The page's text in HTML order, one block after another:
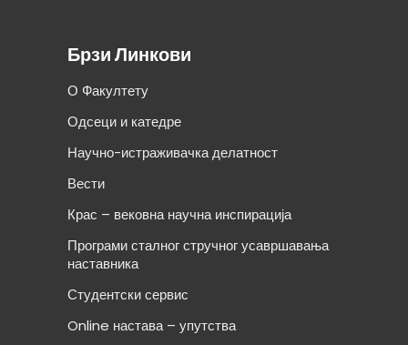
Брзи Линкови
О Факултету
Одсеци и катедре
Научно-истраживачка делатност
Вести
Крас – вековна научна инспирација
Програми сталног стручног усавршавања
наставника
Студентски сервис
Online настава – упутства